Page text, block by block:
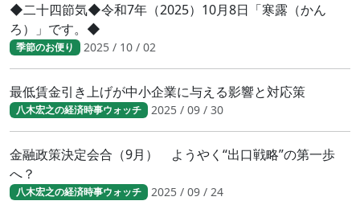
◆二十四節気◆令和7年（2025）10月8日「寒露（かん
ろ）」です。◆
季節のお便り 2025 / 10 / 02
最低賃金引き上げが中小企業に与える影響と対応策
八木宏之の経済時事ウォッチ 2025 / 09 / 30
金融政策決定会合（9月） ようやく“出口戦略”の第一歩
へ？
八木宏之の経済時事ウォッチ 2025 / 09 / 24